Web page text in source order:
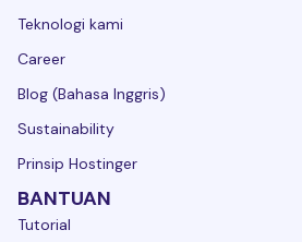
Teknologi kami
Career
Blog (Bahasa Inggris)
Sustainability
Prinsip Hostinger
BANTUAN
Tutorial